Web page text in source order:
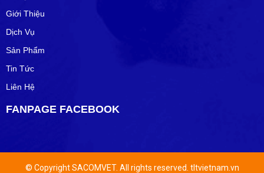
Giới Thiệu
Dịch Vụ
Sản Phẩm
Tin Tức
Liên Hệ
FANPAGE FACEBOOK
© Copyright SACOMVET. All rights reserved. tltvietnam.vn